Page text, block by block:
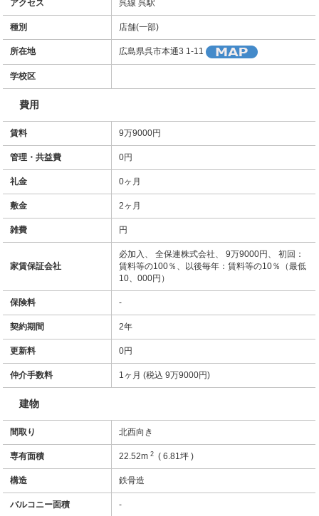
アクセス 呉線 呉駅
種別 店舗(一部)
所在地 広島県呉市本通3 1-11
学校区
費用
賃料 9万9000円
管理・共益費 0円
礼金 0ヶ月
敷金 2ヶ月
雑費 円
家賃保証会社
必加入、 全保連株式会社、 9万9000円、 初回：
賃料等の100％、以後毎年：賃料等の10％（最低
10、000円）
保険料 -
契約期間 2年
更新料 0円
仲介手数料 1ヶ月 (税込 9万9000円)
建物
間取り 北西向き
専有面積 22.52m2 ( 6.81坪 )
構造 鉄骨造
バルコニー面積 -